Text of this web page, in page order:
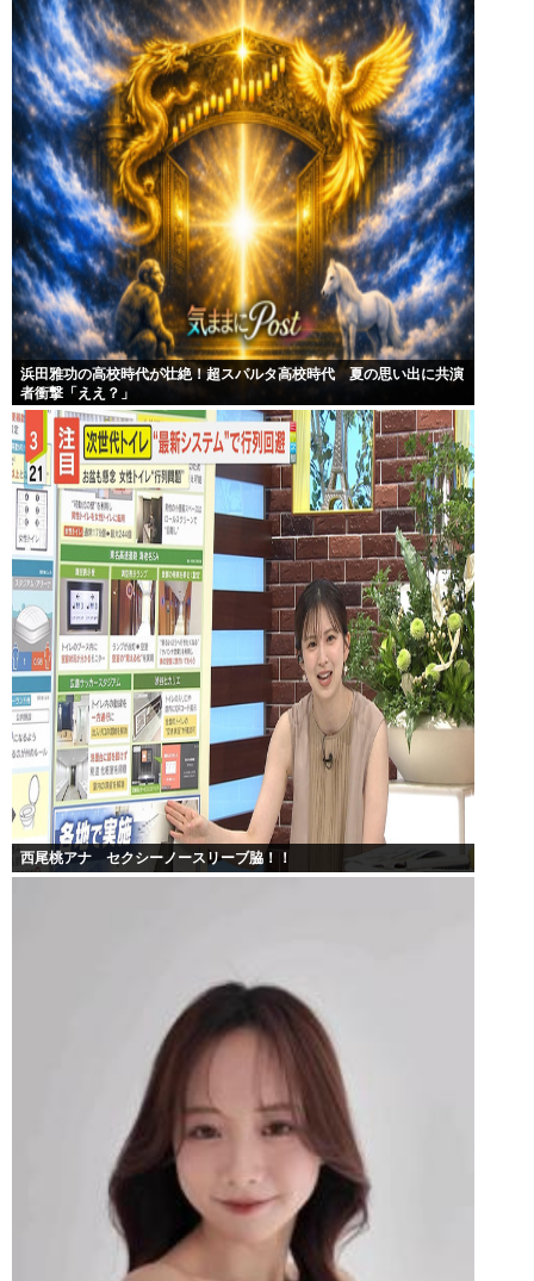
浜田雅功の高校時代が壮絶！超スパルタ高校時代 夏の思い出に共演
者衝撃「ええ？」
西尾桃アナ セクシーノースリーブ脇！！